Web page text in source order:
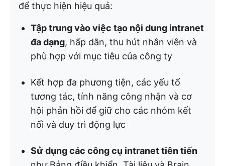
để thực hiện hiệu quả:
Tập trung vào việc tạo nội dung intranet
đa dạng, hấp dẫn, thu hút nhân viên và
phù hợp với mục tiêu của công ty
Kết hợp đa phương tiện, các yếu tố
tương tác, tính năng công nhận và cơ
hội phản hồi để giữ cho các nhóm kết
nối và duy trì động lực
Sử dụng các công cụ intranet tiên tiến